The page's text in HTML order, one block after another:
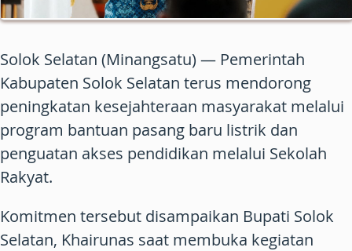
Solok Selatan (Minangsatu) — Pemerintah
Kabupaten Solok Selatan terus mendorong
peningkatan kesejahteraan masyarakat melalui
program bantuan pasang baru listrik dan
penguatan akses pendidikan melalui Sekolah
Rakyat.
Komitmen tersebut disampaikan Bupati Solok
Selatan, Khairunas saat membuka kegiatan